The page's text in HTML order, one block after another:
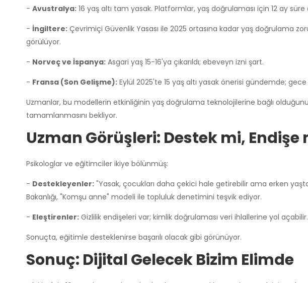
- Avustralya: 16 yaş altı tam yasak. Platformlar, yaş doğrulaması için 12 ay
- İngiltere: Çevrimiçi Güvenlik Yasası ile 2025 ortasına kadar yaş doğrulama
görülüyor.
- Norveç ve İspanya: Asgari yaş 15-16'ya çıkarıldı; ebeveyn izni şart.
- Fransa (Son Gelişme): Eylül 2025'te 15 yaş altı yasak önerisi gündemde;
Uzmanlar, bu modellerin etkinliğinin yaş doğrulama teknolojilerine bağlı
tamamlanmasını bekliyor.
Uzman Görüşleri: Destek mi, Endişe
Psikologlar ve eğitimciler ikiye bölünmüş:
- Destekleyenler: "Yasak, çocukları daha çekici hale getirebilir ama erken
Bakanlığı, "Komşu anne" modeli ile topluluk denetimini teşvik ediyor.
- Eleştirenler: Gizlilik endişeleri var; kimlik doğrulaması veri ihlallerine yol açabilir.
Sonuçta, eğitimle desteklenirse başarılı olacak gibi görünüyor.
Sonuç: Dijital Gelecek Bizim Elimde